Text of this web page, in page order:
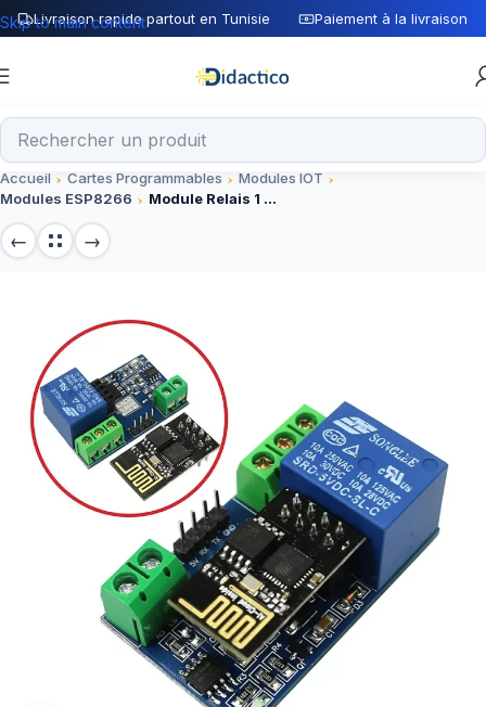
Livraison rapide partout en Tunisie Paiement à la livraison
Skip to main content
Accueil Cartes Programmables
Modules IOT
Modules ESP8266
Module Relais 1 CH WIFI ESP8266 Avec ESP-01 5V Pour Smart Controle